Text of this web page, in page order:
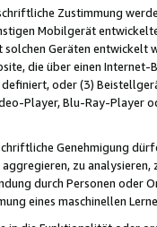
Zustimmung
Mobilgerät
Geräten
die über einen
definiert, oder (3)
Player, Blu-Ray-Player
Genehmigung
zu
durch Personen
eines maschinellen